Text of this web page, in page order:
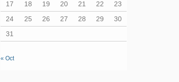
17
18 19 20 21 22
23
24
25 26 27 28 29
30
31
« Oct